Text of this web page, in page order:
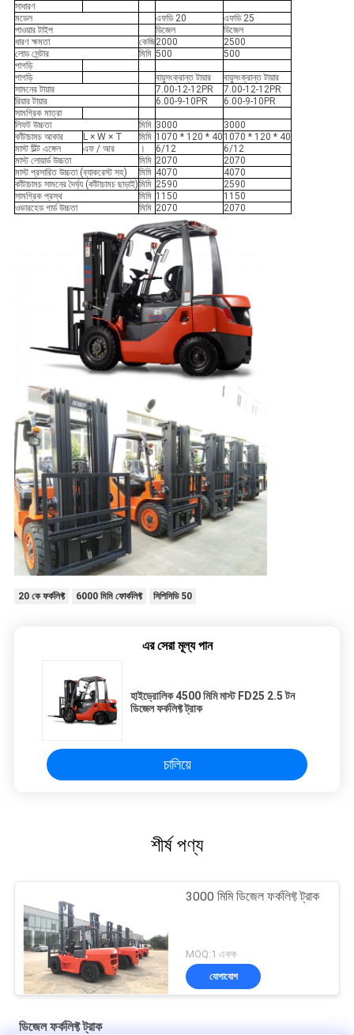
সাধারণ
মডেল
এফডি 20
এফডি 25
পাওয়ার টাইপ
ডিজেল
ডিজেল
ধারণ ক্ষমতা
কেজি2000
2500
লোড সেন্টার
মিমি 500
500
পাগড়ি
পাগড়ি
বায়ুসংক্রান্ত টায়ার
বায়ুসংক্রান্ত টায়ার
সামনের টায়ার
7.00-12-12PR
7.00-12-12PR
রিয়ার টায়ার
6.00-9-10PR
6.00-9-10PR
সামগ্রিক মাত্রা
লিফট উচ্চতা
মিমি 3000
3000
কাঁটাচামচ আকার
L × W × T মিমি 1070 * 120 * 40 1070 * 120 * 40
মাস্ট টিল্ট এঙ্গেল
এফ / আর । 6/12
6/12
মাস্ট লোয়ার্ড উচ্চতা
মিমি 2070
2070
মাস্ট প্রসারিত উচ্চতা (ব্যাকরেস্ট সহ)
মিমি 4070
4070
কাঁটাচামচ সামনের দৈর্ঘ্য (কাঁটাচামচ ছাড়াই)মিমি 2590
2590
সামগ্রিক প্রস্থ
মিমি 1150
1150
ওভারহেড গার্ড উচ্চতা
মিমি 2070 2070
20 কে ফর্কলিফ্ট 6000 মিমি ফোর্কলিফ্ট সিপিসিডি 50
এর সেরা মূল্য পান
হাইড্রোলিক 4500 মিমি মাস্ট FD25 2.5 টন
ডিজেল ফর্কলিফ্ট ট্রাক
চালিয়ে
শীর্ষ পণ্য
3000 মিমি ডিজেল ফর্কলিফ্ট ট্রাক
MOQ:1 একক
যোগাযোগ
ডিজেল ফর্কলিফ্ট ট্রাক